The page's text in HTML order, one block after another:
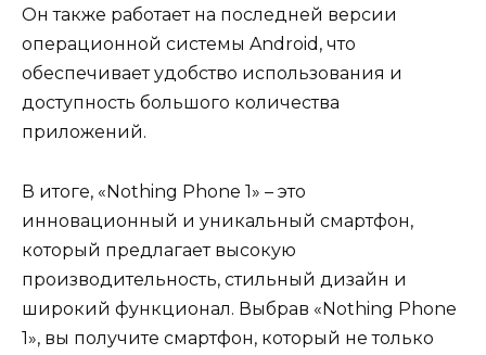
Он также работает на последней версии
операционной системы Android, что
обеспечивает удобство использования и
доступность большого количества
приложений.
В итоге, «Nothing Phone 1» – это
инновационный и уникальный смартфон,
который предлагает высокую
производительность, стильный дизайн и
широкий функционал. Выбрав «Nothing Phone
1», вы получите смартфон, который не только